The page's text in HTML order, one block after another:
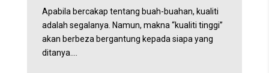
Apabila bercakap tentang buah-buahan, kualiti
adalah segalanya. Namun, makna “kualiti tinggi”
akan berbeza bergantung kepada siapa yang
ditanya.…